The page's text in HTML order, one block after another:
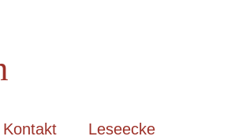
Kontakt Leseecke